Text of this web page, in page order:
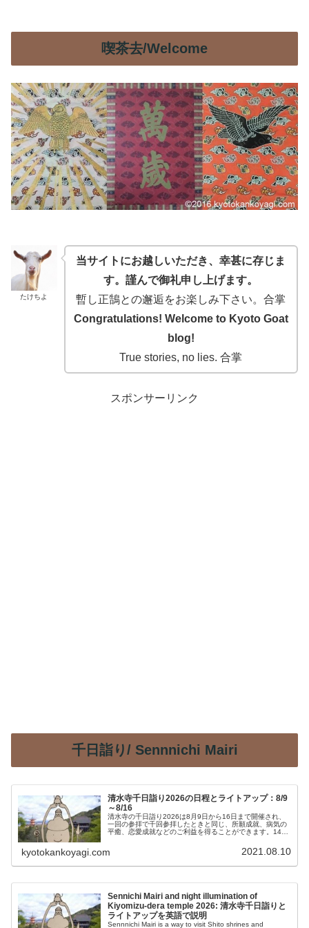
喫茶去/Welcome
たけちよ
当サイトにお越しいただき、幸甚に存じま
す。謹んで御礼申し上げます。
暫し正鵠との邂逅をお楽しみ下さい。合掌
Congratulations! Welcome to Kyoto Goat
blog!
True stories, no lies. 合掌
スポンサーリンク
千日詣り/ Sennnichi Mairi
清水寺千日詣り2026の日程とライトアップ：8/9
～8/16
清水寺の千日詣り2026は8月9日から16日まで開催され、
一回の参拝で千回参拝したときと同じ、所願成就、病気の
平癒、恋愛成就などのご利益を得ることができます。14日
kyotokankoyagi.com 2021.08.10
Sennichi Mairi and night illumination of
Kiyomizu-dera temple 2026: 清水寺千日詣りと
ライトアップを英語で説明
Sennnichi Mairi is a way to visit Shito shrines and